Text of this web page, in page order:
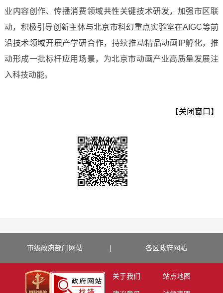
业内容创作、传播消费领域共性关键技术研发，加强市区联
动，积极引导创新主体与北京市科幻重点实验室在AIGC等前
沿技术领域开展产学研合作，持续推动精品动画IP孵化，推
动形成一批标杆应用场景，为北京市动画产业高质量发展注
入科技动能。
【关闭窗口】
市级政府部门网站 | 各区政府网站
关于我们 站点地图